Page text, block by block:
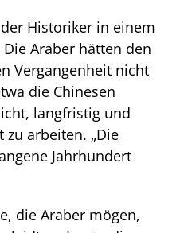
Historiker in einem
Araber hätten den
Vergangenheit nicht
die Chinesen
langfristig und
zu arbeiten. „Die
Jahrhundert
die Araber mögen,